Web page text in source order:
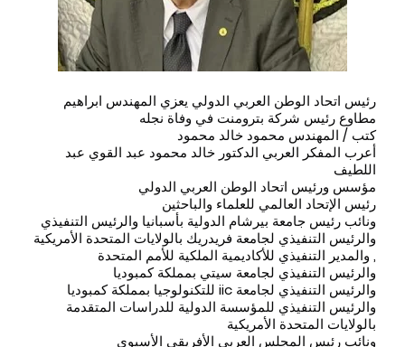
رئيس اتحاد الوطن العربي الدولي يعزي المهندس ابراهيم
مطاوع رئيس شركة بترومنت في وفاة نجله
كتب / المهندس محمود خالد محمود
أعرب المفكر العربي الدكتور خالد محمود عبد القوي عبد
اللطيف
مؤسس ورئيس اتحاد الوطن العربي الدولي
رئيس الإتحاد العالمي للعلماء والباحثين
ونائب رئيس جامعة بيرشام الدولية بأسبانيا والرئيس التنفيذي
والرئيس التنفيذي لجامعة فريدريك بالولايات المتحدة الأمريكية
, والمدير التنفيذي للأكاديمية الملكية للأمم المتحدة
والرئيس التنفيذي لجامعة سيتي بمملكة كمبوديا
والرئيس التنفيذي لجامعة iic للتكنولوجيا بمملكة كمبوديا
والرئيس التنفيذي للمؤسسة الدولية للدراسات المتقدمة
بالولايات المتحدة الأمريكية
ونائب رئيس المجلس العربي الأفريقي الأسيوي